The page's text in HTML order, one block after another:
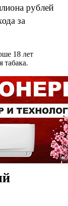
рублей
за
18 лет
табака.